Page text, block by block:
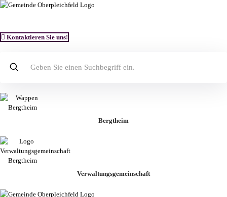
Kontaktieren Sie uns!
Bergtheim
Verwaltungsgemeinschaft